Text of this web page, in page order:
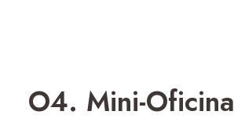
O4. Mini-Oficina